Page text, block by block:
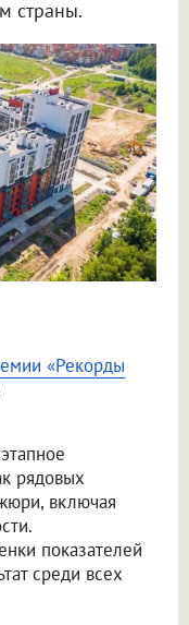
страны.
«Рекорды
рядовых
включая
показателей
среди всех